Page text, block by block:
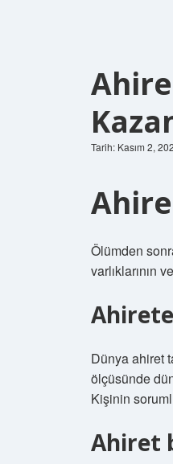
Tarih: Kasım 2,
Ölümden
varlıklarının
Dünya ahiret
ölçüsünde
Kişinin
Ahiret